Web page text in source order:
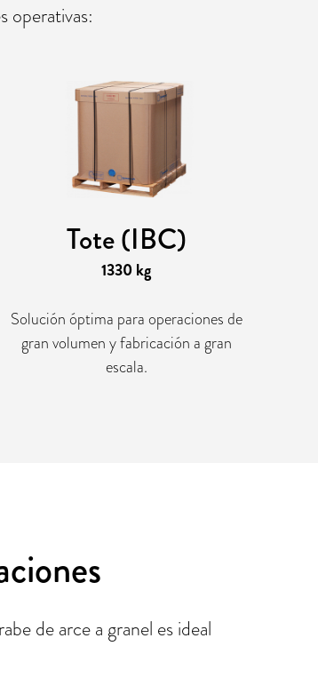
operativas:
Tote (IBC)
1330 kg
Solución óptima para operaciones de
gran volumen y fabricación a gran
escala.
de arce a granel es ideal